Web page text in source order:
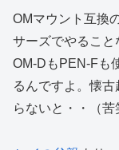
OMマウント互換
サーズでやること
OM-DもPEN-Fも
るんですよ。懐
らないと・・（苦